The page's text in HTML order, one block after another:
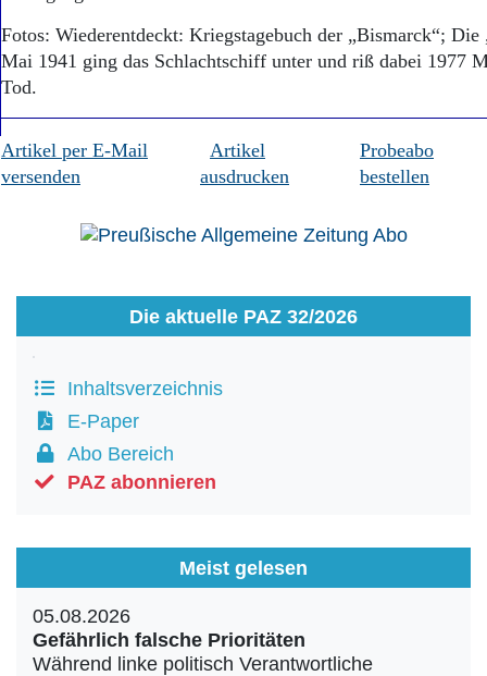
Fotos: Wiederentdeckt: Kriegstagebuch der „Bismarck“;
Mai 1941 ging das Schlachtschiff unter und riß dabei 1977
Tod.
Artikel per E-Mail
versenden
Artikel
ausdrucken
Probeabo
bestellen
Die aktuelle PAZ 32/2026
Inhaltsverzeichnis
E-Paper
Abo Bereich
PAZ abonnieren
Meist gelesen
05.08.2026
Gefährlich falsche Prioritäten
Während linke politisch Verantwortliche